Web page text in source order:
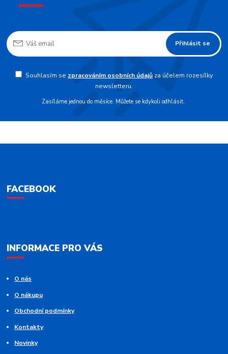
Přihlásit se
Souhlasím se zpracováním osobních údajůza účelem rozesílky
newsletteru.
Zasíláme jednou do měsíce. Můžete se kdykoli odhlásit.
FACEBOOK
INFORMACE PRO VÁS
O nás
O nákupu
Obchodní podmínky
Kontakty
Novinky